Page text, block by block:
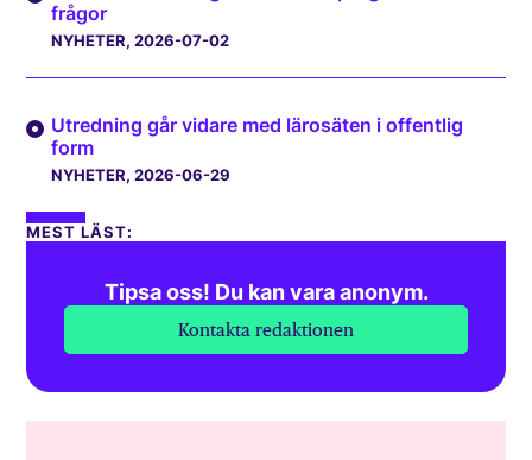
frågor
NYHETER, 2026-07-02
Utredning går vidare med lärosäten i offentlig
form
NYHETER, 2026-06-29
MEST LÄST:
Tipsa oss! Du kan vara anonym.
Kontakta redaktionen